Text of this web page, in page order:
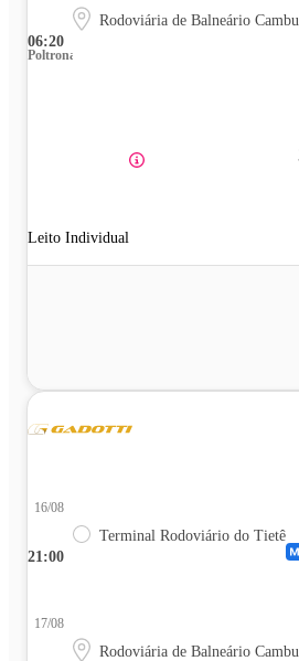
06:20
Rodoviária de Balneário
Poltrona
Leito Individual
21:00
16/08
Terminal Rodoviário do Tietê
17/08
Rodoviária de Balneário